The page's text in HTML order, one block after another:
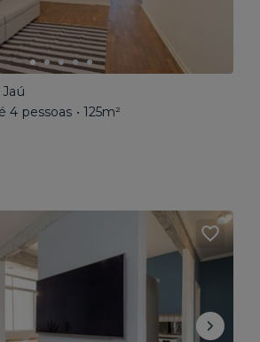
pessoas • 125m²